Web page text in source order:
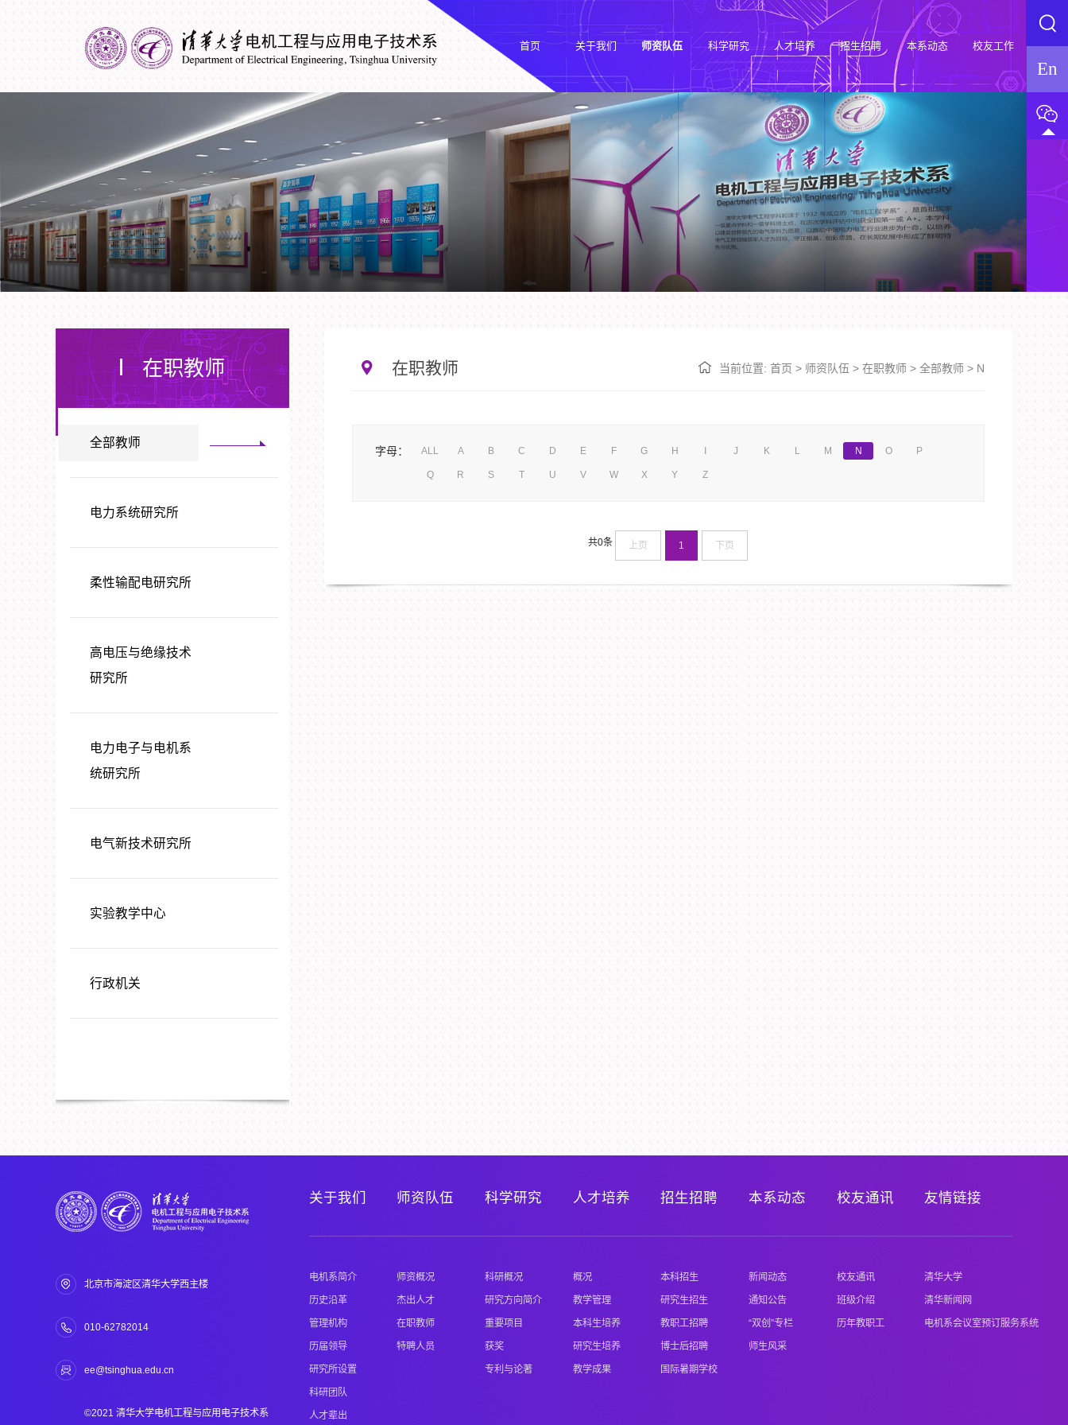
首页 关于我们 师资队伍 科学研究 人才培养 招生招聘 本系动态 校友工作
En
在职教师
全部教师
电力系统研究所
柔性输配电研究所
高电压与绝缘技术
研究所
电力电子与电机系
统研究所
电气新技术研究所
实验教学中心
行政机关
在职教师 当前位置: 首页 > 师资队伍 > 在职教师 > 全部教师 > N
字母： ALL A B C D E F G H I J K L M N O P
Q R S T U V W X Y Z
共0条 上页 1 下页
北京市海淀区清华大学西主楼
010-62782014
ee@tsinghua.edu.cn
©2021 清华大学电机工程与应用电子技术系
关于我们
电机系简介
历史沿革
管理机构
历届领导
研究所设置
科研团队
人才辈出
师资队伍
师资概况
杰出人才
在职教师
特聘人员
科学研究
科研概况
研究方向简介
重要项目
获奖
专利与论著
人才培养
概况
教学管理
本科生培养
研究生培养
教学成果
招生招聘
本科招生
研究生招生
教职工招聘
博士后招聘
国际暑期学校
本系动态
新闻动态
通知公告
“双创”专栏
师生风采
校友通讯
校友通讯
班级介绍
历年教职工
友情链接
清华大学
清华新闻网
电机系会议室预订服务系统